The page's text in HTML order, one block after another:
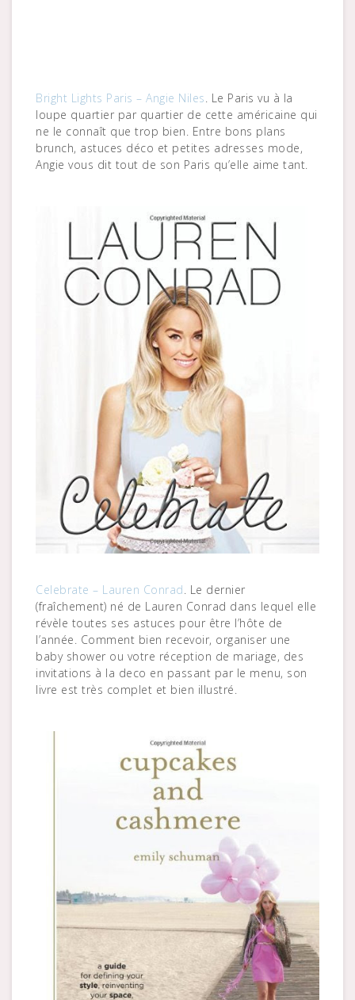
Bright Lights Paris – Angie Niles. Le Paris vu à la
loupe quartier par quartier de cette américaine qui
ne le connaît que trop bien. Entre bons plans
brunch, astuces déco et petites adresses mode,
Angie vous dit tout de son Paris qu’elle aime tant.
Celebrate – Lauren Conrad. Le dernier
(fraîchement) né de Lauren Conrad dans lequel elle
révèle toutes ses astuces pour être l’hôte de
l’année. Comment bien recevoir, organiser une
baby shower ou votre réception de mariage, des
invitations à la deco en passant par le menu, son
livre est très complet et bien illustré.